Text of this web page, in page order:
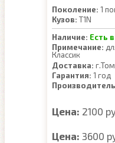
Поколение: 1
Кузов: T1N
Наличие: Есть
Примечание:
Классик
Доставка:
Гарантия: 1 год
Цена: 2100
Цена: 3600